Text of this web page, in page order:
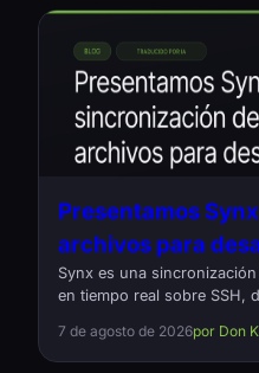
Presentamos
archivos para
Synx es una
en tiempo real sobre SSH,
compilan en una máquina
comando, sin demonios.
7 de agosto de 2026por Don